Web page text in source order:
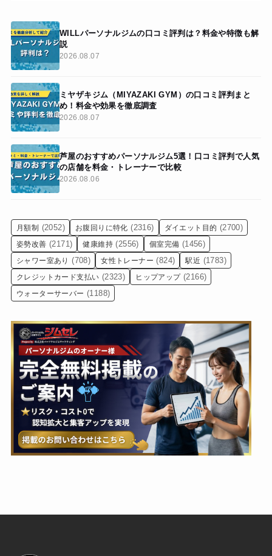
WILLパーソナルジムの口コミ評判は？料金や特徴も解
説
2026.08.07
ミヤザキジム（MIYAZAKI GYM）の口コミ評判まと
め！料金や効果を徹底調査
2026.08.07
芦屋のおすすめパーソナルジム5選！口コミ評判で人気
の店舗を料金・トレーナーで比較
2026.08.06
月額制 (2052) お腹回りに特化 (2316) ダイエット目的 (2700)
姿勢改善 (2171) 健康維持 (2556) 個室完備 (1456)
シャワー室あり (708) 女性トレーナー (824) 駅近 (1783)
クレジットカード支払い (2323) ヒップアップ (2166)
ウォーターサーバー (1188)